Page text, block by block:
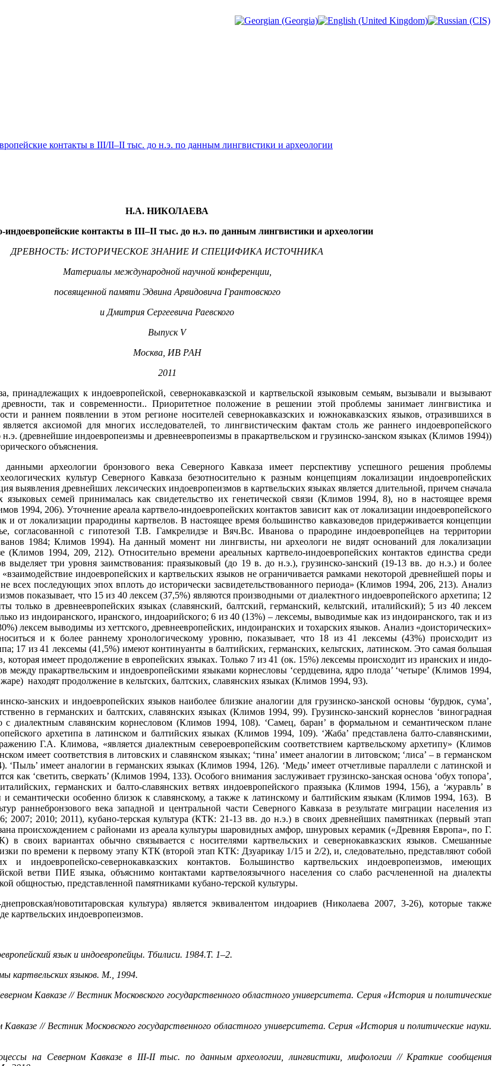
контакты в III/II–II тыс. до н.э. по данным лингвистики и археологии
Н.А. НИКОЛАЕВА
индоевропейские контакты в III–II тыс. до н.э. по данным лингвистики и археологии
ДРЕВНОСТЬ: ИСТОРИЧЕСКОЕ ЗНАНИЕ И СПЕЦИФИКА ИСТОЧНИКА
Материалы международной научной конференции,
посвященной памяти Эдвина Арвидовича Грантовского
и Дмитрия Сергеевича Раевского
Выпуск V
Москва, ИВ РАН
2011
принадлежащих к индоевропейской, севернокавказской и картвельской языковым семьям, вызывали и вызывают
так и современности.. Приоритетное положение в решении этой проблемы занимает лингвистика и
и раннем появлении в этом регионе носителей севернокавказских и южнокавказских языков, отразившихся в
аксиомой для многих исследователей, то лингвистическим фактам столь же раннего индоевропейского
(древнейшие индоевропеизмы и древнеевропеизмы в пракартвельском и грузинско-занском языках (Климов 1994))
объяснения.
археологии бронзового века Северного Кавказа имеет перспективу успешного решения проблемы
культур Северного Кавказа безотносительно к разным концепциям локализации индоевропейских
выявления древнейших лексических индоевропеизмов в картвельских языках является длительной, причем сначала
языковых семей принималась как свидетельство их генетической связи (Климов 1994, 8), но в настоящее время
1994, 206). Уточнение ареала картвело-индоевропейских контактов зависит как от локализации индоевропейского
и от локализации прародины картвелов. В настоящее время большинство кавказоведов придерживается концепции
согласованной с гипотезой Т.В. Гамкрелидзе и Вяч.Вс. Иванова о прародине индоевропейцев на территории
1984; Климов 1994). На данный момент ни лингвисты, ни археологи не видят оснований для локализации
(Климов 1994, 209, 212). Относительно времени ареальных картвело-индоевропейских контактов единства среди
три уровня заимствования: праязыковый (до 19 в. до н.э.), грузинско-занский (19-13 вв. до н.э.) и более
индоевропейских и картвельских языков не ограничивается рамками некоторой древнейшей поры и
всех последующих эпох вплоть до исторически засвидетельствованного периода» (Климов 1994, 206, 213). Анализ
показывает, что 15 из 40 лексем (37,5%) являются производными от диалектного индоевропейского архетипа; 12
только в древнеевропейских языках (славянский, балтский, германский, кельтский, италийский); 5 из 40 лексем
из индоиранского, иранского, индоарийского; 6 из 40 (13%) – лексемы, выводимые как из индоиранского, так и из
лексем выводимы из хеттского, древнеевропейских, индоиранских и тохарских языков. Анализ «доисторических»
и к более раннему хронологическому уровню, показывает, что 18 из 41 лексемы (43%) происходит из
17 из 41 лексемы (41,5%) имеют континуанты в балтийских, германских, кельтских, латинском. Это самая большая
которая имеет продолжение в европейских языках. Только 7 из 41 (ок. 15%) лексемы происходит из иранских и индо-
между пракартвельским и индоевропейскими языками корнесловы ‘сердцевина, ядро плода’ ‘четыре’ (Климов 1994,
жаре) находят продолжение в кельтских, балтских, славянских языках (Климов 1994, 93).
занских и индоевропейских языков наиболее близкие аналогии для грузинско-занской основы ‘бурдюк, сума’,
в германских и балтских, славянских языках (Климов 1994, 99). Грузинско-занский корнеслов ‘виноградная
с диалектным славянским корнесловом (Климов 1994, 108). ‘Самец, баран’ в формальном и семантическом плане
архетипа в латинском и балтийских языках (Климов 1994, 109). ‘Жаба’ представлена балто-славянскими,
Г.А. Климова, «является диалектным североевропейским соответствием картвельскому архетипу» (Климов
имеет соответствия в литовских и славянском языках; ‘тина’ имеет аналогии в литовском; ‘лиса’ – в германском
‘Пыль’ имеет аналогии в германских языках (Климов 1994, 126). ‘Медь’ имеет отчетливые параллели с латинской и
как ‘светить, сверкать’ (Климов 1994, 133). Особого внимания заслуживает грузинско-занская основа ‘обух топора’,
германских и балто-славянских ветвях индоевропейского праязыка (Климов 1994, 156), а ‘журавль’ в
и семантически особенно близок к славянскому, а также к латинскому и балтийским языкам (Климов 1994, 163). В
раннебронзового века западной и центральной части Северного Кавказа в результате миграции населения из
2007; 2010; 2011), кубано-терская культура (КТК: 21-13 вв. до н.э.) в своих древнейших памятниках (первый этап
происхождением с районами из ареала культуры шаровидных амфор, шнуровых керамик («Древняя Европа», по Г.
в своих вариантах обычно связывается с носителями картвельских и севернокавказских языков. Смешанные
по времени к первому этапу КТК (второй этап КТК: Дзуарикау 1/15 и 2/2), и, следовательно, представляют собой
и индоевропейско-севернокавказских контактов. Большинство картвельских индоевропеизмов, имеющих
ветви ПИЕ языка, объяснимо контактами картвелоязычного населения со слабо расчлененной на диалекты
общностью, представленной памятниками кубано-терской культуры.
новотитаровская культура) является эквивалентом индоариев (Николаева 2007, 3-26), которые также
картвельских индоевропеизмов.
язык и индоевропейцы. Тбилиси. 1984.Т. 1–2.
картвельских языков. М., 1994.
Кавказе // Вестник Московского государственного областного университета. Серия «История и политические
// Вестник Московского государственного областного университета. Серия «История и политические науки.
на Северном Кавказе в III-II тыс. по данным археологии, лингвистики, мифологии // Краткие сообщения